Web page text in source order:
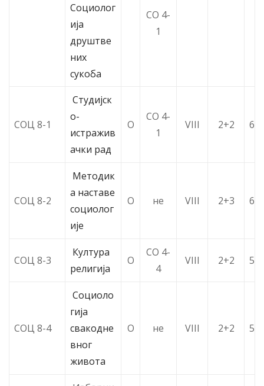
Социолог
ија
друштве
них
сукоба
СО 4-
1
СОЦ 8-1
Студијск
о-
истражив
ачки рад
О
СО 4-
1
VIII 2+2 6
СОЦ 8-2
Методик
а наставе
социолог
ије
О не VIII 2+3 6
СОЦ 8-3
Култура
религија
О
СО 4-
4
VIII 2+2 5
СОЦ 8-4
Социоло
гија
свакодне
вног
живота
О не VIII 2+2 5